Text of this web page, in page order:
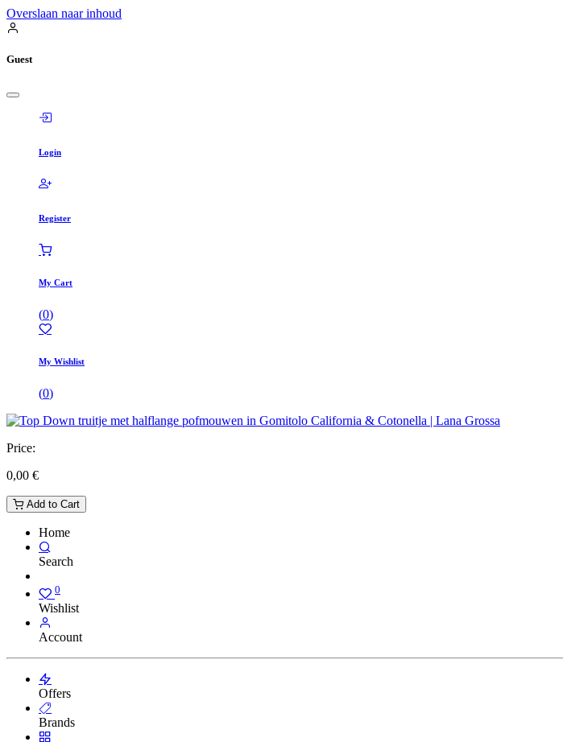
Overslaan naar inhoud
Guest
Login
Register
My Cart
(0)
My Wishlist
(0)
Price:
0,00 €
Add to Cart
Home
Search
0
Wishlist
Account
Offers
Brands